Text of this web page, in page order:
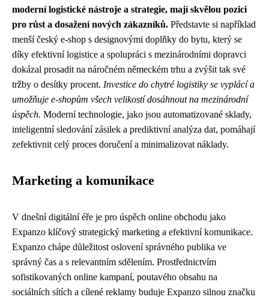
moderní logistické nástroje a strategie, mají skvělou pozici
pro růst a dosažení nových zákazníků. Představte si například
menší český e-shop s designovými doplňky do bytu, který se
díky efektivní logistice a spolupráci s mezinárodními dopravci
dokázal prosadit na náročném německém trhu a zvýšit tak své
tržby o desítky procent. Investice do chytré logistiky se vyplácí a
umožňuje e-shopům všech velikostí dosáhnout na mezinárodní
úspěch. Moderní technologie, jako jsou automatizované sklady,
inteligentní sledování zásilek a prediktivní analýza dat, pomáhají
zefektivnit celý proces doručení a minimalizovat náklady.
Marketing a komunikace
V dnešní digitální éře je pro úspěch online obchodu jako
Expanzo klíčový strategický marketing a efektivní komunikace.
Expanzo chápe důležitost oslovení správného publika ve
správný čas a s relevantním sdělením. Prostřednictvím
sofistikovaných online kampaní, poutavého obsahu na
sociálních sítích a cílené reklamy buduje Expanzo silnou značku